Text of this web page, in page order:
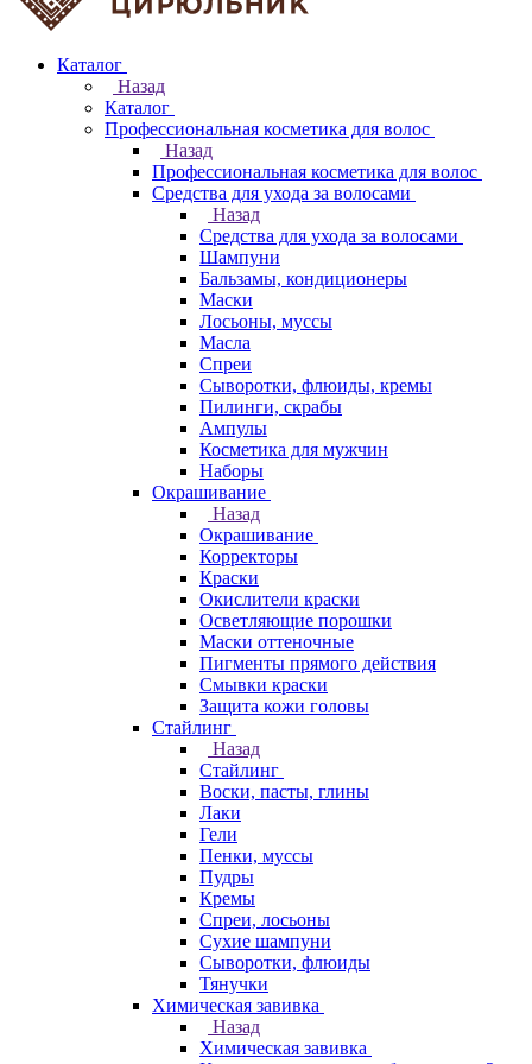
Каталог
Назад
Каталог
Профессиональная косметика для волос
Назад
Профессиональная косметика для волос
Средства для ухода за волосами
Назад
Средства для ухода за волосами
Шампуни
Бальзамы, кондиционеры
Маски
Лосьоны, муссы
Масла
Спреи
Сыворотки, флюиды, кремы
Пилинги, скрабы
Ампулы
Косметика для мужчин
Наборы
Окрашивание
Назад
Окрашивание
Корректоры
Краски
Окислители краски
Осветляющие порошки
Маски оттеночные
Пигменты прямого действия
Смывки краски
Защита кожи головы
Стайлинг
Назад
Стайлинг
Воски, пасты, глины
Лаки
Гели
Пенки, муссы
Пудры
Кремы
Спреи, лосьоны
Сухие шампуни
Сыворотки, флюиды
Тянучки
Химическая завивка
Назад
Химическая завивка